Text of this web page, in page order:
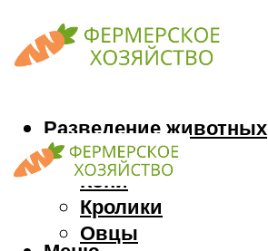
Разведение животных
Козы
Кони
Кролики
Овцы